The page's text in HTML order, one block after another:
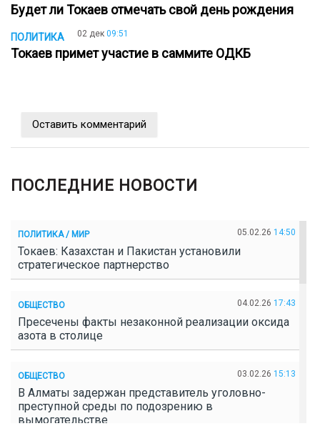
Будет ли Токаев отмечать свой день рождения
ПОЛИТИКА 02 дек 09:51
Токаев примет участие в саммите ОДКБ
Оставить комментарий
ПОСЛЕДНИЕ НОВОСТИ
ПОЛИТИКА / МИР 05.02.26 14:50
Токаев: Казахстан и Пакистан установили
стратегическое партнерство
ОБЩЕСТВО 04.02.26 17:43
Пресечены факты незаконной реализации оксида
азота в столице
ОБЩЕСТВО 03.02.26 15:13
В Алматы задержан представитель уголовно-
преступной среды по подозрению в
вымогательстве